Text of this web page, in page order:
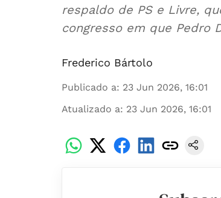
respaldo de PS e Livre,
congresso em que Pedro
Frederico Bártolo
Publicado a: 23 Jun 2026, 16:01
Atualizado a: 23 Jun 2026, 16:01